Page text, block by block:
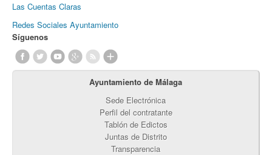
Las Cuentas Claras
Redes Sociales Ayuntamiento
Síguenos
Ayuntamiento de Málaga
Sede Electrónica
Perfil del contratante
Tablón de Edictos
Juntas de Distrito
Transparencia